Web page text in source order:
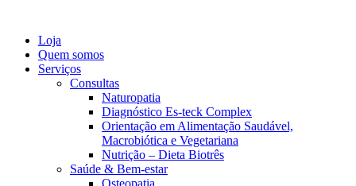
Loja
Quem somos
Serviços
Consultas
Naturopatia
Diagnóstico Es-teck Complex
Orientação em Alimentação Saudável,
Macrobiótica e Vegetariana
Nutrição – Dieta Biotrês
Saúde & Bem-estar
Osteopatia